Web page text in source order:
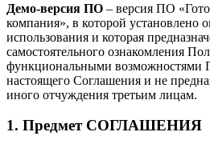
Демо-версия ПО – версия ПО
компания», в которой установлено
использования и которая
самостоятельного ознакомления
функциональными возможностями
настоящего Соглашения и не
иного отчуждения третьим лицам.
1. Предмет СОГЛАШЕНИЯ